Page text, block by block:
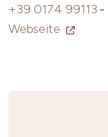
+39 0174 99113 -
Webseite